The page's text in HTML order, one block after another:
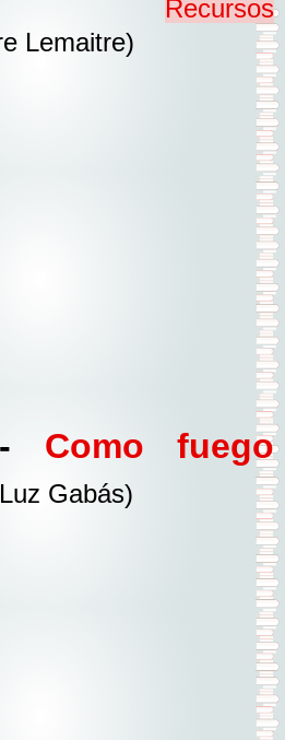
Recursos
Lemaitre)
Como fuego
Gabás)